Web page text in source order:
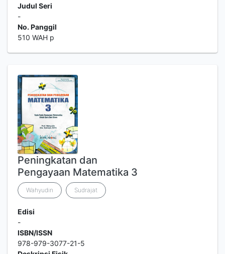
Judul Seri
-
No. Panggil
510 WAH p
Peningkatan dan
Pengayaan Matematika 3
Wahyudin Sudrajat
Edisi
-
ISBN/ISSN
978-979-3077-21-5